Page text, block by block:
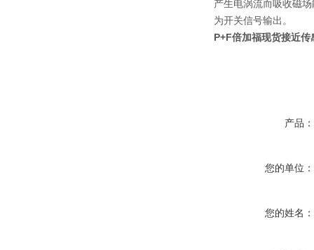
产生电涡流而吸收磁
为开关信号输出。
P+F倍加福现货接近
产品：
您的单位：
您的姓名：